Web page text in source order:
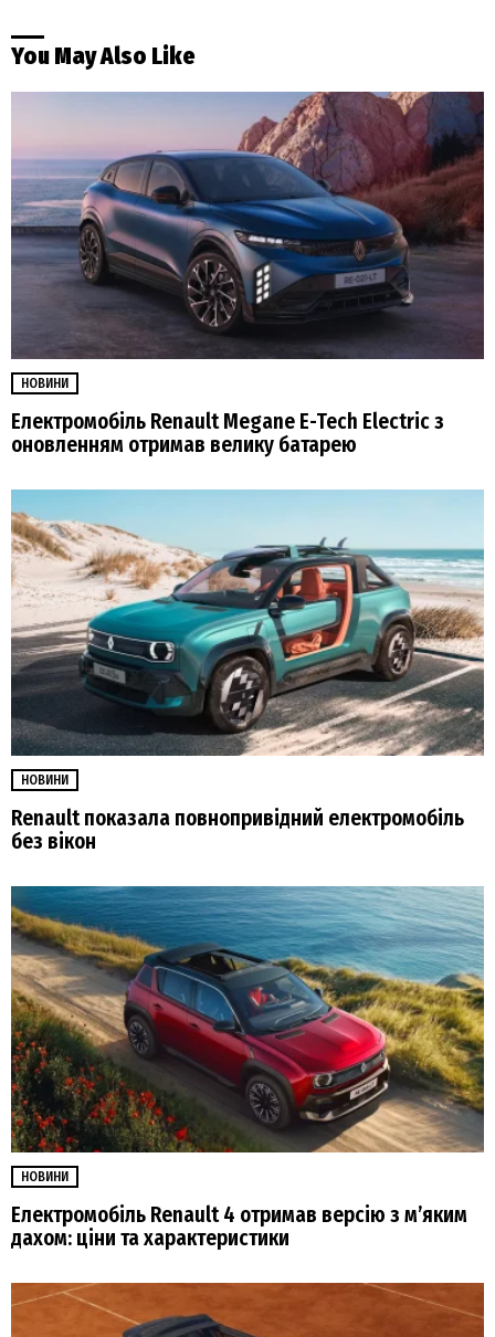
You May Also Like
НОВИНИ
Електромобіль Renault Megane E-Tech Electric з
оновленням отримав велику батарею
НОВИНИ
Renault показала повнопривідний електромобіль
без вікон
НОВИНИ
Електромобіль Renault 4 отримав версію з м’яким
дахом: ціни та характеристики